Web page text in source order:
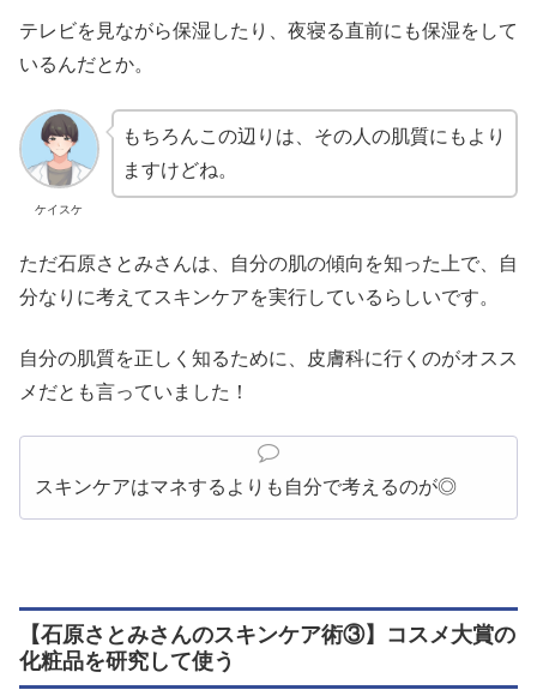
テレビを見ながら保湿したり、夜寝る直前にも保湿をして
いるんだとか。
ケイスケ
もちろんこの辺りは、その人の肌質にもより
ますけどね。
ただ石原さとみさんは、自分の肌の傾向を知った上で、自
分なりに考えてスキンケアを実行しているらしいです。
自分の肌質を正しく知るために、皮膚科に行くのがオスス
メだとも言っていました！
スキンケアはマネするよりも自分で考えるのが◎
【石原さとみさんのスキンケア術③】コスメ大賞の
化粧品を研究して使う